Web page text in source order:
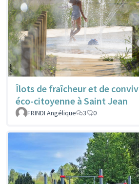
Îlots de fraîcheur et de
éco-citoyenne à Saint Jean
FRINDI Angélique
3 0